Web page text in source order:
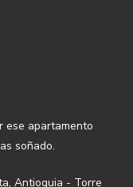
ese apartamento
soñado.
Antioquia - Torre